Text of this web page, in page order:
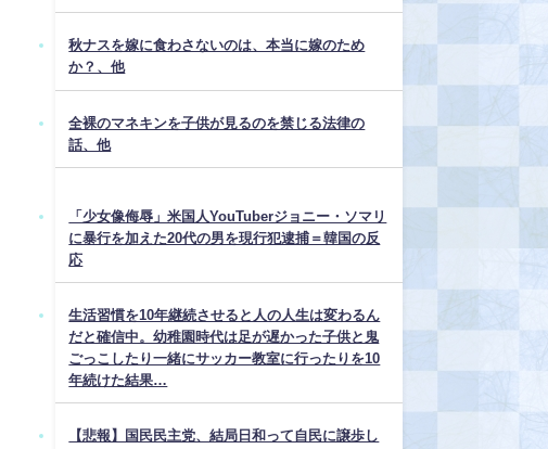
秋ナスを嫁に食わさないのは、本当に嫁のため
か？、他
全裸のマネキンを子供が見るのを禁じる法律の
話、他
「少女像侮辱」米国人YouTuberジョニー・ソマリ
に暴行を加えた20代の男を現行犯逮捕＝韓国の反
応
生活習慣を10年継続させると人の人生は変わるん
だと確信中。幼稚園時代は足が遅かった子供と鬼
ごっこしたり一緒にサッカー教室に行ったりを10
年続けた結果…
【悲報】国民民主党、結局日和って自民に譲歩し